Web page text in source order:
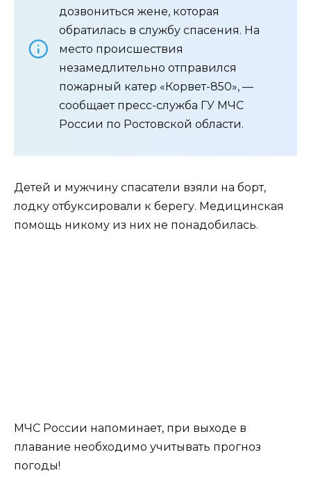
дозвониться жене, которая
обратилась в службу спасения. На
место происшествия
незамедлительно отправился
пожарный катер «Корвет-850», —
сообщает пресс-служба ГУ МЧС
России по Ростовской области.
Детей и мужчину спасатели взяли на борт,
лодку отбуксировали к берегу. Медицинская
помощь никому из них не понадобилась.
МЧС России напоминает, при выходе в
плавание необходимо учитывать прогноз
погоды!